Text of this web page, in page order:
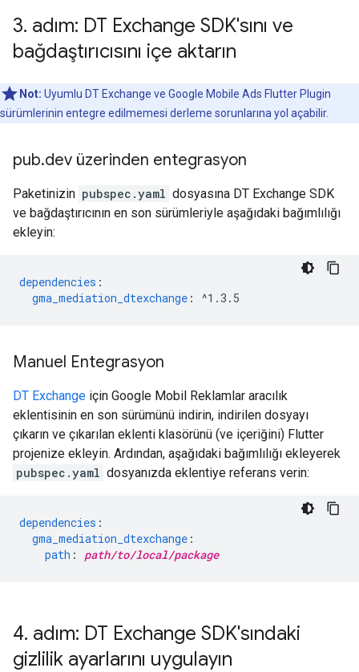
3. adım: DT Exchange SDK'sını ve
bağdaştırıcısını içe aktarın
Not: Uyumlu DT Exchange ve Google Mobile Ads Flutter Plugin
sürümlerinin entegre edilmemesi derleme sorunlarına yol açabilir.
pub.dev üzerinden entegrasyon
Paketinizin pubspec.yaml dosyasına DT Exchange SDK
ve bağdaştırıcının en son sürümleriyle aşağıdaki bağımlılığı
ekleyin:
dependencies :
gma_mediation_dtexchange : ^1.3.5
Manuel Entegrasyon
DT Exchange için Google Mobil Reklamlar aracılık
eklentisinin en son sürümünü indirin, indirilen dosyayı
çıkarın ve çıkarılan eklenti klasörünü (ve içeriğini) Flutter
projenize ekleyin. Ardından, aşağıdaki bağımlılığı ekleyerek
pubspec.yaml dosyanızda eklentiye referans verin:
dependencies :
gma_mediation_dtexchange :
path : path/to/local/package
4. adım: DT Exchange SDK'sındaki
gizlilik ayarlarını uygulayın